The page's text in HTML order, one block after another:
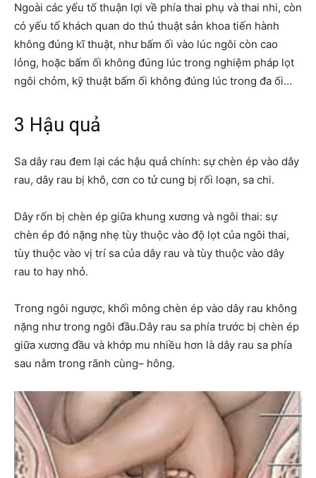
Ngoài các yếu tố thuận lợi về phía thai phụ và thai nhi, còn
có yếu tố khách quan do thủ thuật sản khoa tiến hành
không đúng kĩ thuật, như bấm ối vào lúc ngôi còn cao
lỏng, hoặc bấm ối không đúng lúc trong nghiệm pháp lọt
ngôi chỏm, kỹ thuật bấm ối không đúng lúc trong đa ối…
3 Hậu quả
Sa dây rau đem lại các hậu quả chính: sự chèn ép vào dây
rau, dây rau bị khô, cơn co tử cung bị rối loạn, sa chi.
Dây rốn bị chèn ép giữa khung xương và ngôi thai: sự
chèn ép đó nặng nhẹ tùy thuộc vào độ lọt của ngôi thai,
tùy thuộc vào vị trí sa của dây rau và tùy thuộc vào dây
rau to hay nhỏ.
Trong ngôi ngược, khối mông chèn ép vào dây rau không
nặng như trong ngôi đầu.Dây rau sa phía trước bị chèn ép
giữa xương đầu và khớp mu nhiều hơn là dây rau sa phía
sau nằm trong rãnh cùng– hông.